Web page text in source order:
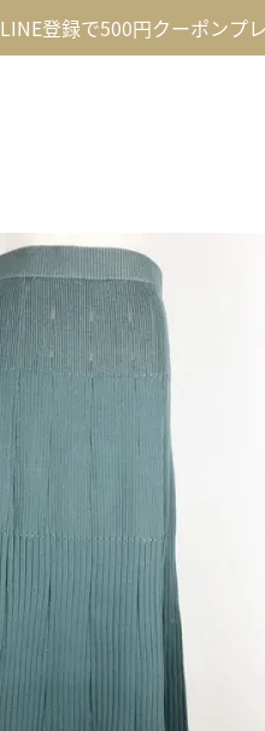
LINE登録で500円クーポンプ